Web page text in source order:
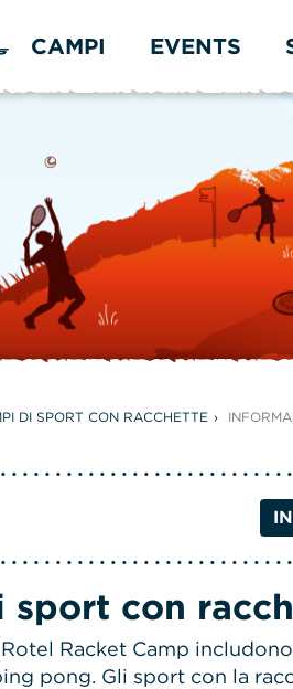
CAMPI EVENTS
DI SPORT CON RACCHETTE
sport con
Racket Camp
pong. Gli sport con la